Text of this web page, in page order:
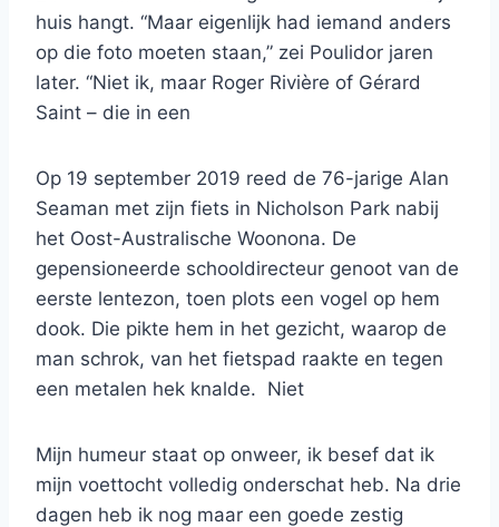
huis hangt. “Maar eigenlijk had iemand anders
op die foto moeten staan,” zei Poulidor jaren
later. “Niet ik, maar Roger Rivière of Gérard
Saint – die in een
Op 19 september 2019 reed de 76-jarige Alan
Seaman met zijn fiets in Nicholson Park nabij
het Oost-Australische Woonona. De
gepensioneerde schooldirecteur genoot van de
eerste lentezon, toen plots een vogel op hem
dook. Die pikte hem in het gezicht, waarop de
man schrok, van het fietspad raakte en tegen
een metalen hek knalde. Niet
Mijn humeur staat op onweer, ik besef dat ik
mijn voettocht volledig onderschat heb. Na drie
dagen heb ik nog maar een goede zestig